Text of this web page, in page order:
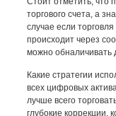
торгового счета, а
случае если
происходит через
можно обналичивать
Какие стратегии
всех цифровых
лучше всего
глубокие